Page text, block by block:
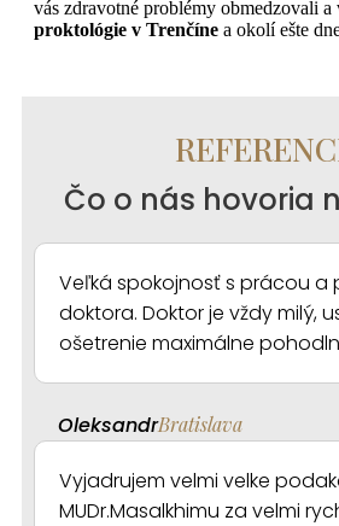
vás zdravotné problémy obmedzovali a
proktológie v Trenčíne a okolí ešte
Čo o nás hovoria
Veľká spokojnosť s prácou a
doktora. Doktor je vždy milý,
ošetrenie maximálne
OleksandrBratislava
Vyjadrujem velmi velke
MUDr.Masalkhimu za velmi